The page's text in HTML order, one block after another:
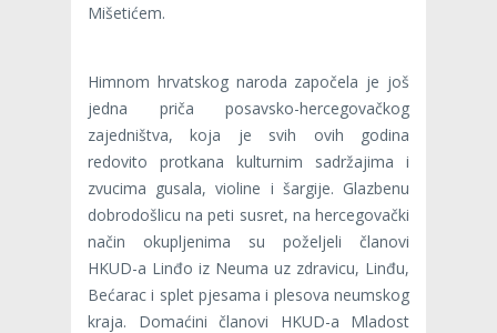
Mišetićem.
Himnom hrvatskog naroda započela je još
jedna priča posavsko-hercegovačkog
zajedništva, koja je svih ovih godina
redovito protkana kulturnim sadržajima i
zvucima gusala, violine i šargije. Glazbenu
dobrodošlicu na peti susret, na hercegovački
način okupljenima su poželjeli članovi
HKUD-a Linđo iz Neuma uz zdravicu, Linđu,
Bećarac i splet pjesama i plesova neumskog
kraja. Domaćini članovi HKUD-a Mladost